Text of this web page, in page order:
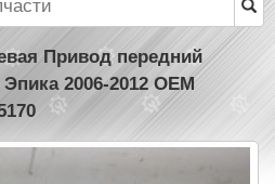
Привод передний
2006-2012 OEM